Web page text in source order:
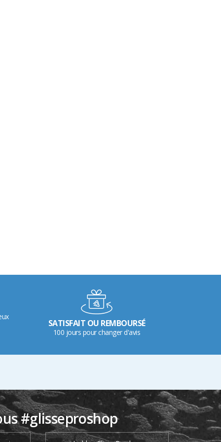
SATISFAIT OU REMBOURSÉ
100 jours pour changer d'avis
#glisseproshop